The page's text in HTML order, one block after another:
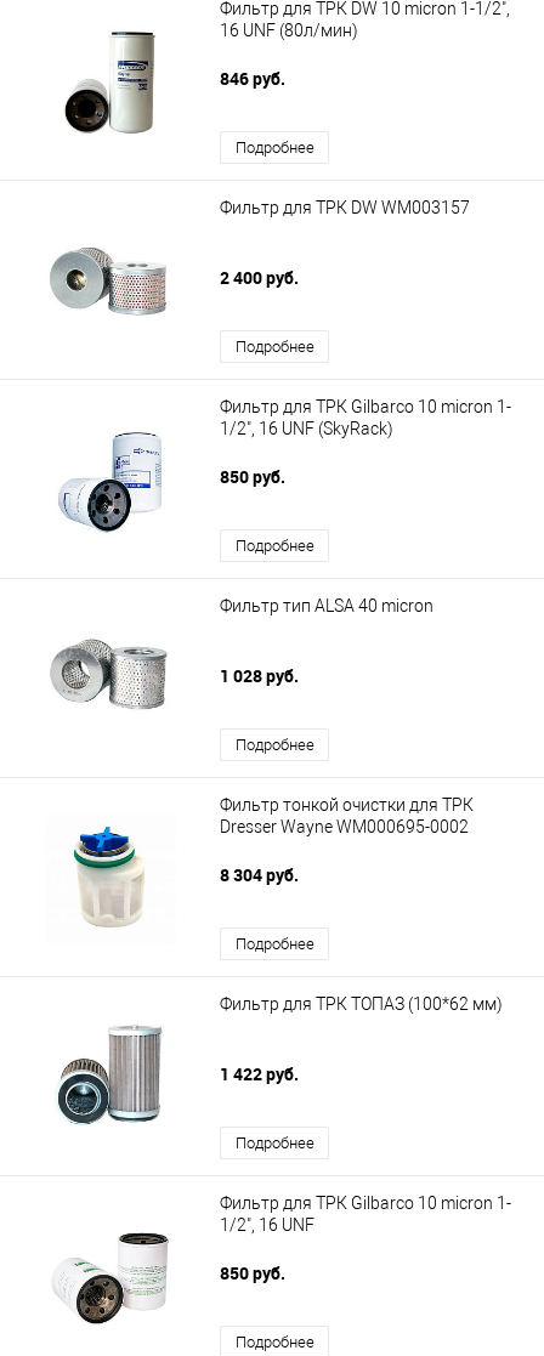
Фильтр для ТРК DW 10 micron 1-1/2",
16 UNF (80л/мин)
846 руб.
Подробнее
Фильтр для ТРК DW WM003157
2 400 руб.
Подробнее
Фильтр для ТРК Gilbarco 10 micron 1-
1/2", 16 UNF (SkyRack)
850 руб.
Подробнее
Фильтр тип ALSA 40 micron
1 028 руб.
Подробнее
Фильтр тонкой очистки для ТРК
Dresser Wayne WM000695-0002
8 304 руб.
Подробнее
Фильтр для ТРК ТОПАЗ (100*62 мм)
1 422 руб.
Подробнее
Фильтр для ТРК Gilbarco 10 micron 1-
1/2", 16 UNF
850 руб.
Подробнее